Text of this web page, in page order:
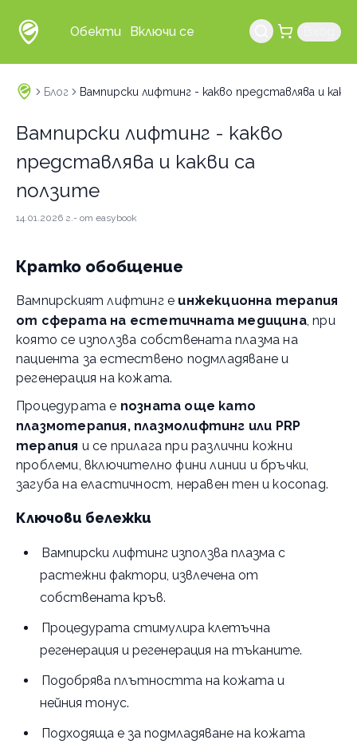
Обекти Включи се
Блог Вампирски лифтинг - какво представлява и
Вампирски лифтинг - какво
представлява и какви са
ползите
14.01.2026 г.- от easybook
Кратко обобщение
Вампирският лифтинг е инжекционна терапия
от сферата на естетичната медицина, при
която се използва собствената плазма на
пациента за естествено подмладяване и
регенерация на кожата.
Процедурата е позната още като
плазмотерапия, плазмолифтинг или PRP
терапия и се прилага при различни кожни
проблеми, включително фини линии и бръчки,
загуба на еластичност, неравен тен и косопад.
Ключови бележки
Вампирски лифтинг използва плазма с
растежни фактори, извлечена от
собствената кръв.
Процедурата стимулира клетъчна
регенерация и регенерация на тъканите.
Подобрява плътността на кожата и
нейния тонус.
Подходяща е за подмладяване на кожата